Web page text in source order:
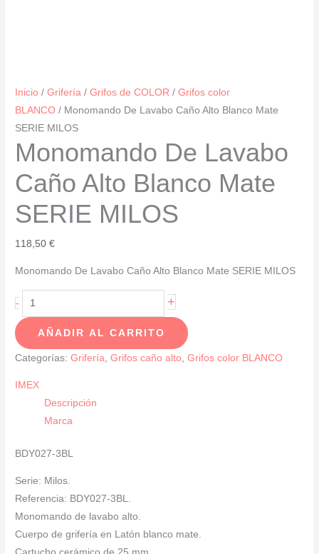
Inicio /Grifería /Grifos de COLOR /Grifos color
BLANCO / Monomando De Lavabo Caño Alto Blanco Mate
SERIE MILOS
Monomando De Lavabo
Caño Alto Blanco Mate
SERIE MILOS
118,50€
Monomando De Lavabo Caño Alto Blanco Mate SERIE MILOS
-
Monomando
De
Lavabo
Caño
Blanco
SERIE
cantidad
+
AÑADIR AL CARRITO
Categorías:Grifería ,Grifos caño alto ,Grifos color BLANCO
IMEX
Descripción
Marca
BDY027-3BL
Serie: Milos.
Referencia: BDY027-3BL.
Monomando de lavabo alto.
Cuerpo de grifería en Latón blanco mate.